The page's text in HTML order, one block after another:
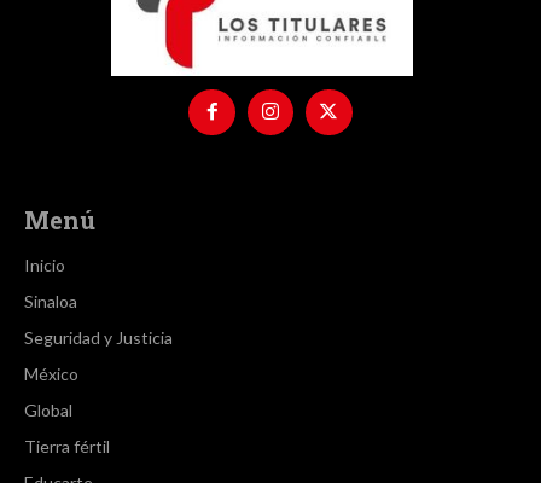
Menú
Inicio
Sinaloa
Seguridad y Justicia
México
Global
Tierra fértil